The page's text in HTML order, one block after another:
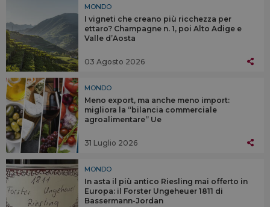
MONDO
I vigneti che creano più ricchezza per
ettaro? Champagne n. 1, poi Alto Adige e
Valle d’Aosta
03 Agosto 2026
MONDO
Meno export, ma anche meno import:
migliora la “bilancia commerciale
agroalimentare” Ue
31 Luglio 2026
MONDO
In asta il più antico Riesling mai offerto in
Europa: il Forster Ungeheuer 1811 di
Bassermann-Jordan